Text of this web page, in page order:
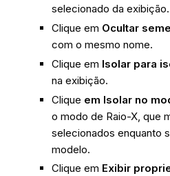
selecionado da exibição.
Clique em Ocultar
com o mesmo nome.
Clique em Isolar para
na exibição.
Clique em Isolar no
o modo de Raio-X, que
selecionados enquanto
modelo.
Clique em Exibir